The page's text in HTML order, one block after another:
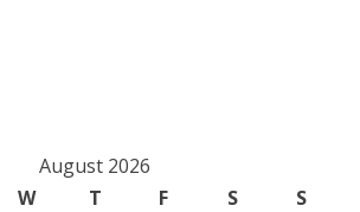
August 2026
W T F S
S